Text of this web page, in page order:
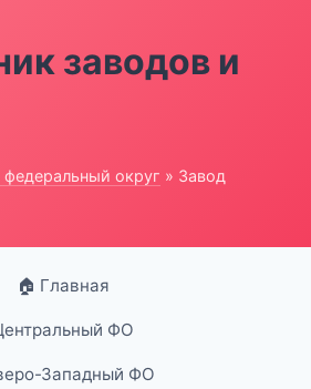
заводов и
федеральный округ » Завод
🏠 Главная
ФО
Западный ФО